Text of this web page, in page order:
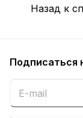
Назад к
Подписаться